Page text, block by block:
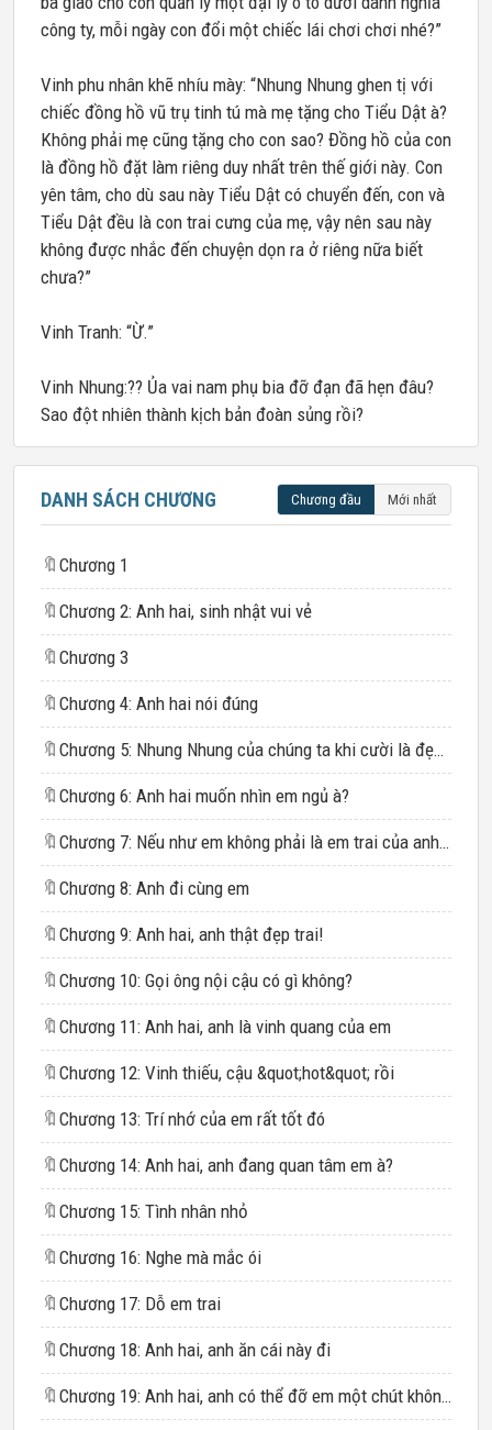
công ty, mỗi ngày con đổi một chiếc lái chơi chơi nhé?”
Vinh phu nhân khẽ nhíu mày: “Nhung Nhung ghen tị với
chiếc đồng hồ vũ trụ tinh tú mà mẹ tặng cho Tiểu Dật à?
Không phải mẹ cũng tặng cho con sao? Đồng hồ của con
là đồng hồ đặt làm riêng duy nhất trên thế giới này. Con
yên tâm, cho dù sau này Tiểu Dật có chuyển đến, con và
Tiểu Dật đều là con trai cưng của mẹ, vậy nên sau này
không được nhắc đến chuyện dọn ra ở riêng nữa biết
chưa?”
Vinh Tranh: “Ừ.”
Vinh Nhung:?? Ủa vai nam phụ bia đỡ đạn đã hẹn đâu?
Sao đột nhiên thành kịch bản đoàn sủng rồi?
DANH SÁCH CHƯƠNG Chương đầu Mới nhất
🔖 Chương 1
🔖 Chương 2: Anh hai, sinh nhật vui vẻ
🔖 Chương 3
🔖 Chương 4: Anh hai nói đúng
🔖 Chương 5: Nhung Nhung của chúng ta khi cười là đẹp nhất
🔖 Chương 6: Anh hai muốn nhìn em ngủ à?
🔖 Chương 7: Nếu như em không phải là em trai của anh...
🔖 Chương 8: Anh đi cùng em
🔖 Chương 9: Anh hai, anh thật đẹp trai!
🔖 Chương 10: Gọi ông nội cậu có gì không?
🔖 Chương 11: Anh hai, anh là vinh quang của em
🔖 Chương 12: Vinh thiếu, cậu &quot;hot&quot; rồi
🔖 Chương 13: Trí nhớ của em rất tốt đó
🔖 Chương 14: Anh hai, anh đang quan tâm em à?
🔖 Chương 15: Tình nhân nhỏ
🔖 Chương 16: Nghe mà mắc ói
🔖 Chương 17: Dỗ em trai
🔖 Chương 18: Anh hai, anh ăn cái này đi
🔖 Chương 19: Anh hai, anh có thể đỡ em một chút không?